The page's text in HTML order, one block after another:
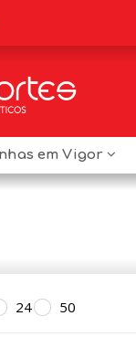
em Vigor
24 50